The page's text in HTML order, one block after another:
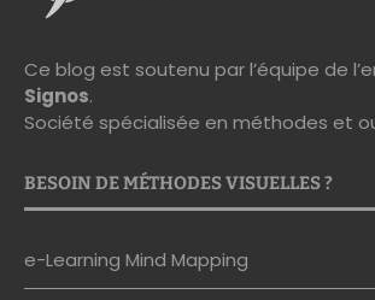
Ce blog est soutenu par l’équipe de
Signos.
Société spécialisée en méthodes et
BESOIN DE MÉTHODES VISUELLES ?
e-Learning Mind Mapping